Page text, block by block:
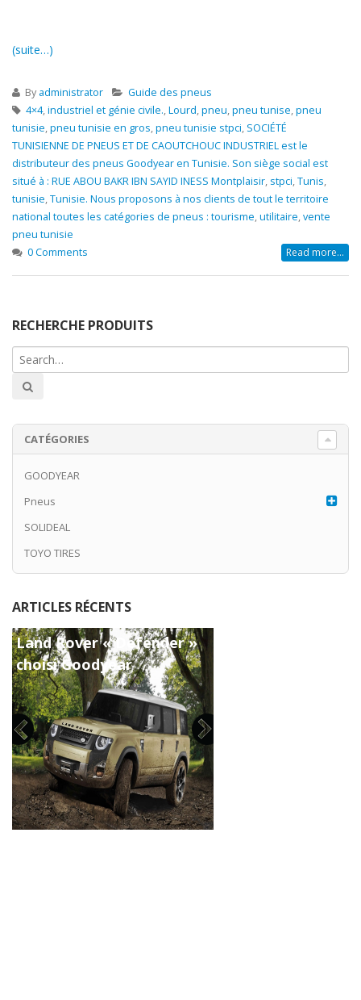
(suite…)
By administrator
Guide des pneus
4×4,industriel et génie civile.,Lourd,pneu,pneu tunise,pneu
tunisie,pneu tunisie en gros,pneu tunisie stpci, SOCIÉTÉ
TUNISIENNE DE PNEUS ET DE CAOUTCHOUC INDUSTRIEL est le
distributeur des pneus Goodyear en Tunisie. Son siège social est
situé à : RUE ABOU BAKR IBN SAYID INESS Montplaisir, stpci,Tunis,
tunisie,Tunisie. Nous proposons à nos clients de tout le territoire
national toutes les catégories de pneus : tourisme,utilitaire,vente
pneu tunisie
0 Comments
Read more...
RECHERCHE PRODUITS
CATÉGORIES
GOODYEAR
Pneus
SOLIDEAL
TOYO TIRES
ARTICLES RÉCENTS
Land Rover « Defender »
choisi Goodyear